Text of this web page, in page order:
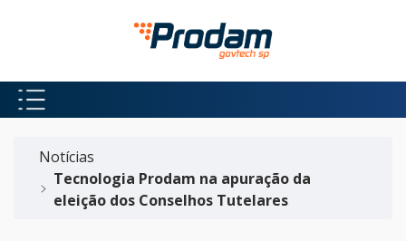
Pular para o Conteúdo principal
Notícias
Tecnologia Prodam na apuração da
eleição dos Conselhos Tutelares